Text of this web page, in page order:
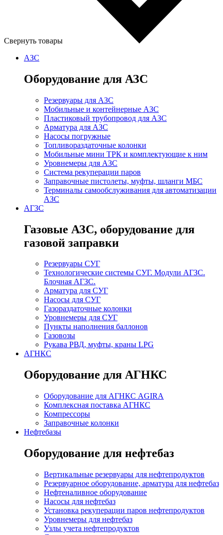
Свернуть товары
АЗС
Оборудование для АЗС
Резервуары для АЗС
Мобильные и контейнерные АЗС
Пластиковый трубопровод для АЗС
Арматура для АЗС
Насосы погружные
Топливораздаточные колонки
Мобильные мини ТРК и комплектующие к ним
Уровнемеры для АЗС
Система рекуперации паров
Заправочные пистолеты, муфты, шланги МБС
Терминалы самообслуживания для автоматизации
АЗС
АГЗС
Газовые АЗС, оборудование для
газовой заправки
Резервуары СУГ
Технологические системы СУГ. Модули АГЗС.
Блочная АГЗС.
Арматура для СУГ
Насосы для СУГ
Газораздаточные колонки
Уровнемеры для СУГ
Пункты наполнения баллонов
Газовозы
Рукава РВД, муфты, краны LPG
АГНКС
Оборудование для АГНКС
Оборудование для АГНКС AGIRA
Комплексная поставка АГНКС
Компрессоры
Заправочные колонки
Нефтебазы
Оборудование для нефтебаз
Вертикальные резервуары для нефтепродуктов
Резервуарное оборудование, арматура для нефтебаз
Нефтеналивное оборудование
Насосы для нефтебаз
Установка рекуперации паров нефтепродуктов
Уровнемеры для нефтебаз
Узлы учета нефтепродуктов